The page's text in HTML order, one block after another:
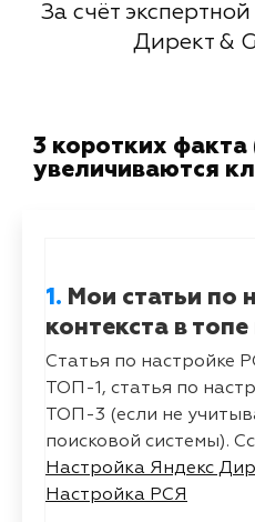
За счёт
Директ &
3 коротких факта
увеличиваются
1. Мои статьи по
контекста в топе
Статья по настройке
ТОП-1, статья по
ТОП-3 (если не
поисковой системы).
Настройка Яндекс
Настройка РСЯ